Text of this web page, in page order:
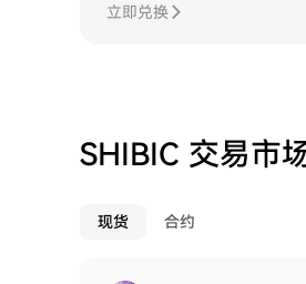
立即兑换
SHIBIC 交易市
现货 合约